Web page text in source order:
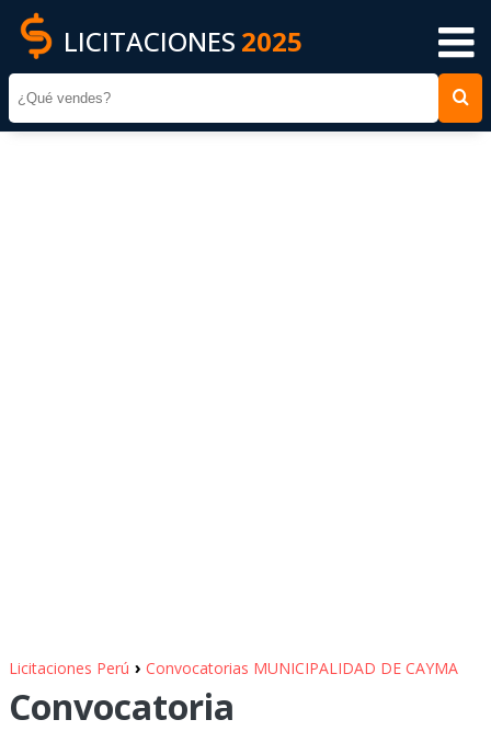
LICITACIONES 2025
Licitaciones Perú › Convocatorias MUNICIPALIDAD DE CAYMA
Convocatoria